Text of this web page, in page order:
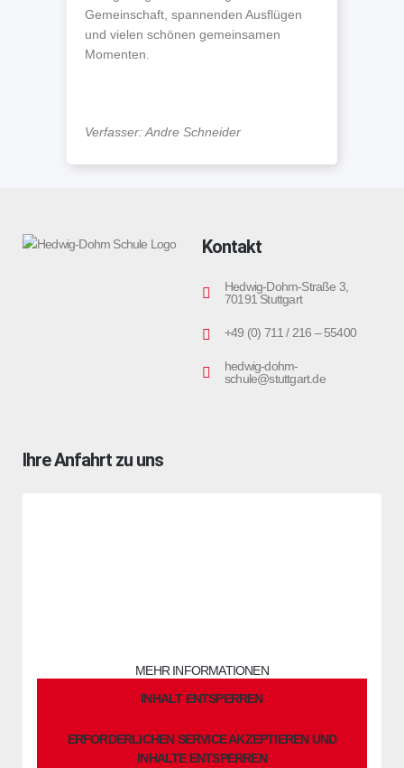
Gemeinschaft, spannenden Ausflügen
und vielen schönen gemeinsamen
Momenten.
Verfasser: Andre Schneider
Kontakt
Hedwig-Dohm-Straße 3,
70191 Stuttgart
+49 (0) 711 / 216 – 55400
hedwig-dohm-
schule@stuttgart.de
Ihre Anfahrt zu uns
MEHR INFORMATIONEN
INHALT ENTSPERREN
ERFORDERLICHEN SERVICE AKZEPTIEREN UND
INHALTE ENTSPERREN